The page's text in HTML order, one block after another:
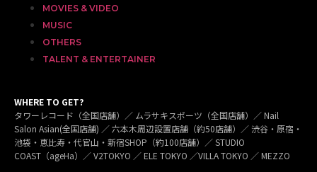
MOVIES & VIDEO
MUSIC
OTHERS
TALENT & ENTERTAINER
WHERE TO GET?
タワーレコード（全国店舗）／ ムラサキスポーツ（全国店舗）／ Nail
Salon Asian(全国店舗) ／ 六本木周辺設置店舗（約50店舗）／ 渋谷・原宿・
池袋・恵比寿・代官山・新宿SHOP（約100店舗）／ STUDIO
COAST（ageHa）／ V2TOKYO ／ ELE TOKYO ／VILLA TOKYO ／ MEZZO